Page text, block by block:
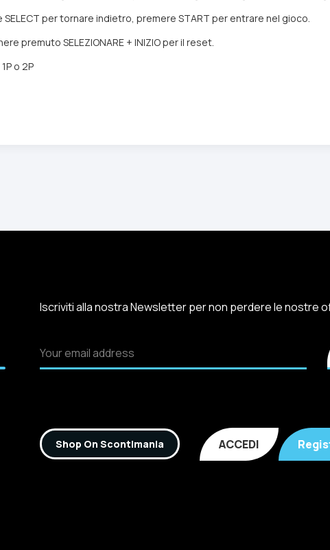
per tornare indietro, premere START per entrare nel gioco.
premuto SELEZIONARE + INIZIO per il reset.
o 2P
Iscriviti alla nostra Newsletter per non perdere le nostre
Shop On Scontimania ACCEDI